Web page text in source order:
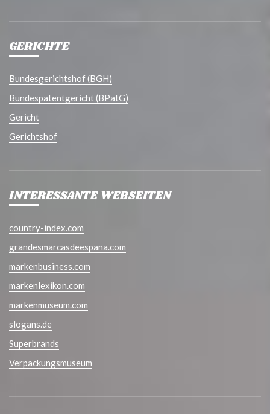
GERICHTE
Bundesgerichtshof (BGH)
Bundespatentgericht (BPatG)
Gericht
Gerichtshof
INTERESSANTE WEBSEITEN
country-index.com
grandesmarcasdeespana.com
markenbusiness.com
markenlexikon.com
markenmuseum.com
slogans.de
Superbrands
Verpackungsmuseum